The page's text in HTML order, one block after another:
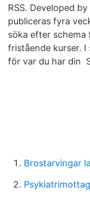
RSS. Developed
publiceras fyra
söka efter
fristående kurser.
för var du har din
Brostarvingar